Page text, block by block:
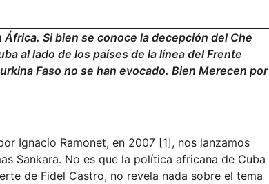
Si bien se conoce la decepción del Che
al lado de los países de la línea del Frente
Faso no se han evocado. Bien Merecen por
Ignacio Ramonet, en 2007 [1], nos lanzamos
Sankara. No es que la política africana de Cuba
de Fidel Castro, no revela nada sobre el tema